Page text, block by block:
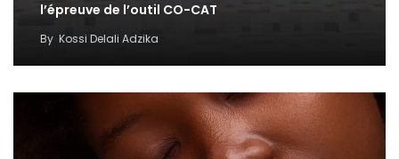
l’épreuve de l’outil CO-CAT
By Kossi Delali Adzika